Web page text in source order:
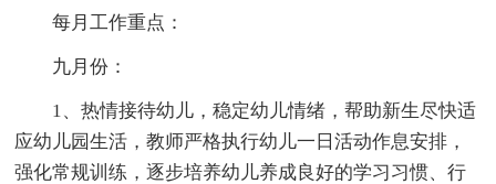
每月工作重点：
九月份：
1、热情接待幼儿，稳定幼儿情绪，帮助新生尽快适
应幼儿园生活，教师严格执行幼儿一日活动作息安排，
强化常规训练，逐步培养幼儿养成良好的学习习惯、行